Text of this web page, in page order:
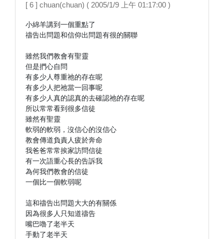
[ 6 ] chuan(chuan) ( 2005/1/9 上午 01:17:00 )
小綿羊講到一個重點了
禱告出問題和信仰出問題有很的關聯
雖然我們教會有聖靈
但是捫心自問
有多少人尊重祂的存在呢
有多少人把祂當一回事呢
有多少人真的認真的去確認祂的存在呢
所以常常看到很多信徒
雖然有聖靈
軟弱的軟弱，沒信心的沒信心
教會傳道負責人疲於奔命
我爸爸常常挨家訪問信徒
有一次語重心長的告訴我
為何我們教會的信徒
一個比一個軟弱呢
這和禱告出問題大大的有關係
因為很多人只知道禱告
嘴巴嚕了老半天
手動了老半天